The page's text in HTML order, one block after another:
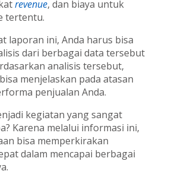
revenue, dan biaya untuk
tertentu.
laporan ini, Anda harus bisa
dari berbagai data tersebut
analisis tersebut,
menjelaskan pada atasan
penjualan Anda.
kegiatan yang sangat
Karena melalui informasi ini,
bisa memperkirakan
dalam mencapai berbagai